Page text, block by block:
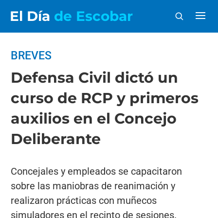
El Día de Escobar
BREVES
Defensa Civil dictó un
curso de RCP y primeros
auxilios en el Concejo
Deliberante
Concejales y empleados se capacitaron
sobre las maniobras de reanimación y
realizaron prácticas con muñecos
simuladores en el recinto de sesiones.